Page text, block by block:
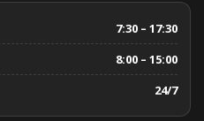
7:30 – 17:30
8:00 – 15:00
24/7